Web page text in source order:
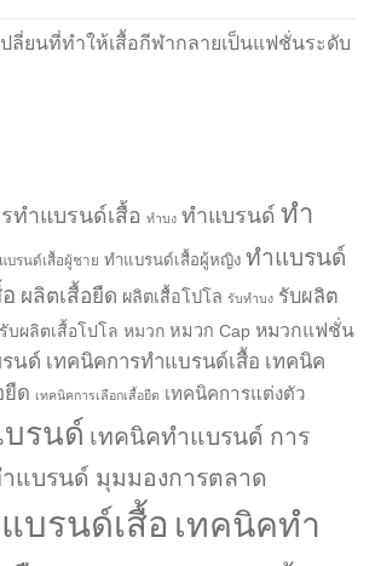
ลี่ยนที่ทำให้เสื้อกีฬากลายเป็นแฟชั่นระดับ
ทำแบรนด์เสื้อ ทำบง ทำแบรนด์ ทำ
บรนด์เสื้อผู้ชาย ทำแบรนด์เสื้อผู้หญิง ทำแบรนด์
ผลิตเสื้อยืด ผลิตเสื้อโปโล รับทำบง รับผลิต
รับผลิตเสื้อโปโล หมวก หมวก Cap หมวกแฟชั่น
นด์ เทคนิคการทำแบรนด์เสื้อ เทคนิค
ยืด เทคนิคการเลือกเสื้อยืด เทคนิคการแต่งตัว
รนด์ เทคนิคทำแบรนด์ การ
แบรนด์ มุมมองการตลาด
บรนด์เสื้อ เทคนิคทำ